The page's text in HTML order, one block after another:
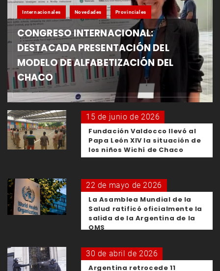
Internacionales Novedades Provinciales
CONGRESO INTERNACIONAL:
DESTACADA PRESENTACIÓN DEL
MODELO DE ALFABETIZACIÓN DEL
CHACO
15 de junio de 2026
Fundación Valdocco llevó al
Papa León XIV la situación de
los niños Wichí de Chaco
22 de mayo de 2026
La Asamblea Mundial de la
Salud ratificó oficialmente la
salida de la Argentina de la
OMS
30 de abril de 2026
Argentina retrocede 11